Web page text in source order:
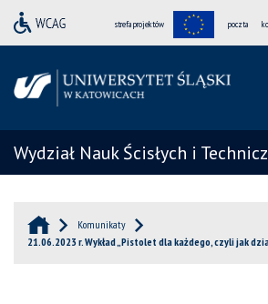
strefa projektów poczta
Wydział Nauk Ścisłych i
Komunikaty
21.06.2023 r. Wykład „Pistolet dla każdego, czyli jak